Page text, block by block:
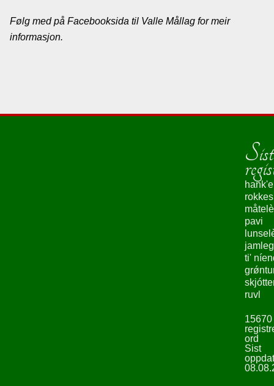
Følg med på Facebooksida til Valle Mållag for meir
informasjon.
hank'e
pavi
ti'
ruvl
15670
ord
Sist